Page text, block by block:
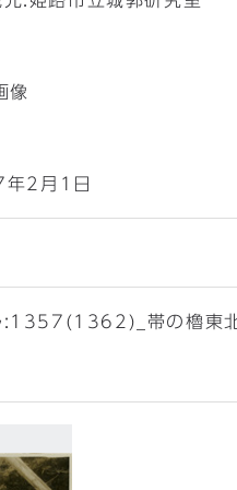
像
2月1日
:1357(1362)_帯の櫓東